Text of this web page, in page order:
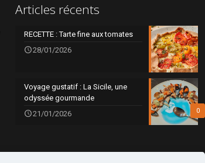
Articles récents
RECETTE : Tarte fine aux tomates
28/01/2026
0
Voyage gustatif : La Sicile, une
odyssée gourmande
21/01/2026